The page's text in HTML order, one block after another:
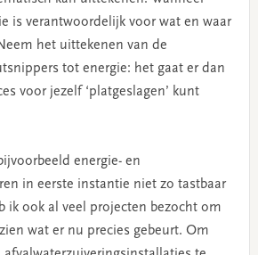
is verantwoordelijk voor wat en waar
het uittekenen van de
tot energie: het gaat er dan
voor jezelf ‘platgeslagen’ kunt
energie- en
in eerste instantie niet zo tastbaar
ik ook al veel projecten bezocht om
wat er nu precies gebeurt. Om